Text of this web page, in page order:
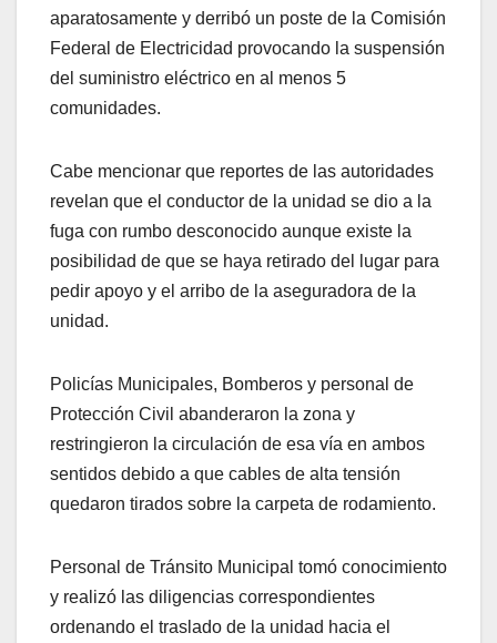
aparatosamente y derribó un poste de la Comisión
Federal de Electricidad provocando la suspensión
del suministro eléctrico en al menos 5
comunidades.
Cabe mencionar que reportes de las autoridades
revelan que el conductor de la unidad se dio a la
fuga con rumbo desconocido aunque existe la
posibilidad de que se haya retirado del lugar para
pedir apoyo y el arribo de la aseguradora de la
unidad.
Policías Municipales, Bomberos y personal de
Protección Civil abanderaron la zona y
restringieron la circulación de esa vía en ambos
sentidos debido a que cables de alta tensión
quedaron tirados sobre la carpeta de rodamiento.
Personal de Tránsito Municipal tomó conocimiento
y realizó las diligencias correspondientes
ordenando el traslado de la unidad hacia el